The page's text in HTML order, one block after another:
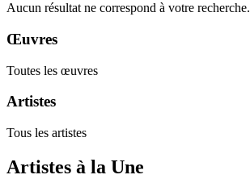
Aucun résultat ne correspond à votre recherche.
Œuvres
Toutes les œuvres
Artistes
Tous les artistes
Artistes à la Une